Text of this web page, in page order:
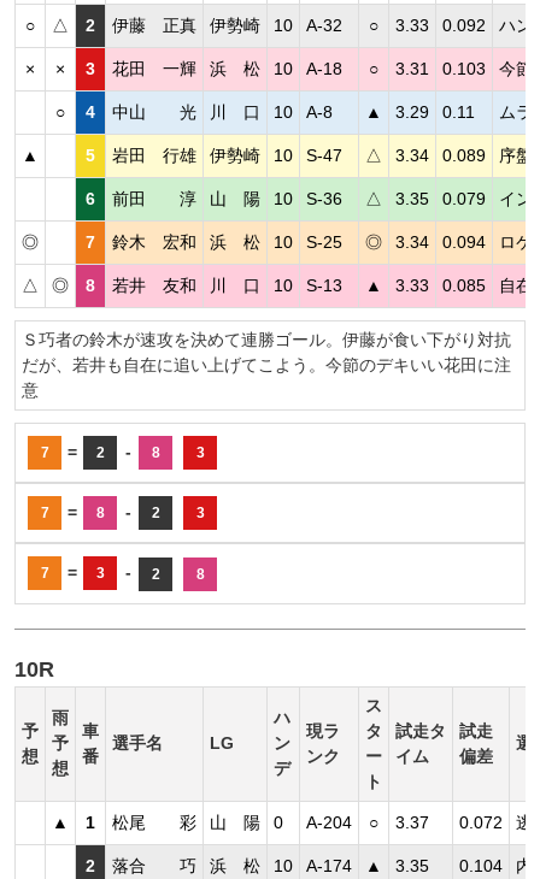
○ △ 2 伊藤 正真 伊勢崎 10 A-32 ○ 3.33 0.092 ハン
× × 3 花田 一輝 浜 松 10 A-18 ○ 3.31 0.103 今節
○ 4 中山 光 川 口 10 A-8 ▲ 3.29 0.11 ムラ
▲ 5 岩田 行雄 伊勢崎 10 S-47 △ 3.34 0.089 序盤
6 前田 淳 山 陽 10 S-36 △ 3.35 0.079 イン
◎ 7 鈴木 宏和 浜 松 10 S-25 ◎ 3.34 0.094 ロケ
△ ◎ 8 若井 友和 川 口 10 S-13 ▲ 3.33 0.085 自在
Ｓ巧者の鈴木が速攻を決めて連勝ゴール。伊藤が食い下がり対抗
だが、若井も自在に追い上げてこよう。今節のデキいい花田に注
意
7 = 2 - 8 3
7 = 8 - 2 3
7 = 3 - 2 8
10R
予
想
雨
予
想
車
番
選手名 LG
ハ
ン
デ
現ラ
ンク
ス
タ
ー
ト
試走タ
イム
試走
偏差
選
▲ 1 松尾 彩 山 陽 0 A-204 ○ 3.37 0.072 逃
2 落合 巧 浜 松 10 A-174 ▲ 3.35 0.104 内